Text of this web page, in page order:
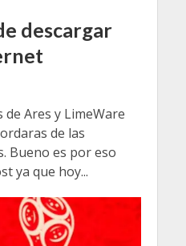
descargar
Ares y LimeWare
de las
Bueno es por eso
ya que hoy...